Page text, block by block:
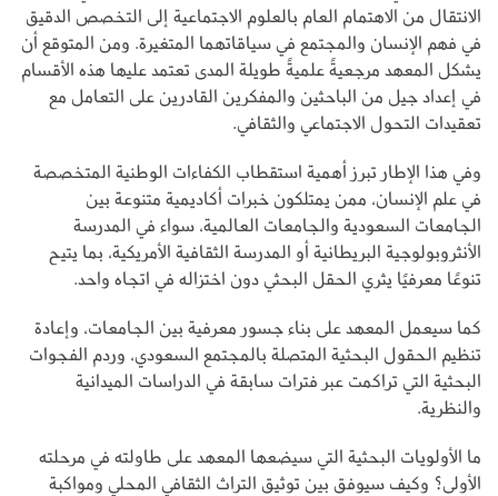
الانتقال من الاهتمام العام بالعلوم الاجتماعية إلى التخصص الدقيق
في فهم الإنسان والمجتمع في سياقاتهما المتغيرة. ومن المتوقع أن
يشكل المعهد مرجعيةً علميةً طويلة المدى تعتمد عليها هذه الأقسام
في إعداد جيل من الباحثين والمفكرين القادرين على التعامل مع
تعقيدات التحول الاجتماعي والثقافي.
وفي هذا الإطار تبرز أهمية استقطاب الكفاءات الوطنية المتخصصة
في علم الإنسان، ممن يمتلكون خبرات أكاديمية متنوعة بين
الجامعات السعودية والجامعات العالمية، سواء في المدرسة
الأنثروبولوجية البريطانية أو المدرسة الثقافية الأمريكية، بما يتيح
تنوعًا معرفيًا يثري الحقل البحثي دون اختزاله في اتجاه واحد.
كما سيعمل المعهد على بناء جسور معرفية بين الجامعات، وإعادة
تنظيم الحقول البحثية المتصلة بالمجتمع السعودي، وردم الفجوات
البحثية التي تراكمت عبر فترات سابقة في الدراسات الميدانية
والنظرية.
ما الأولويات البحثية التي سيضعها المعهد على طاولته في مرحلته
الأولى؟ وكيف سيوفق بين توثيق التراث الثقافي المحلي ومواكبة